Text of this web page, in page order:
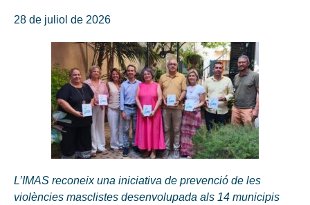
28 de juliol de 2026
L’IMAS reconeix una iniciativa de prevenció de les
violències masclistes desenvolupada als 14 municipis